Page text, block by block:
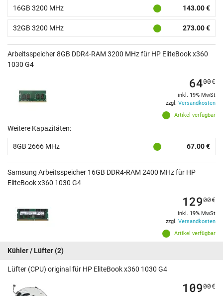
16GB 3200 MHz 143.00 €
32GB 3200 MHz 273.00 €
Arbeitsspeicher 8GB DDR4-RAM 3200 MHz für HP EliteBook x360
1030 G4
Artikel verfügbar
6400€
inkl. 19% MwSt
zzgl. Versandkosten
Weitere Kapazitäten:
8GB 2666 MHz 67.00 €
Samsung Arbeitsspeicher 16GB DDR4-RAM 2400 MHz für HP
EliteBook x360 1030 G4
Artikel verfügbar
12900€
inkl. 19% MwSt
zzgl. Versandkosten
Kühler / Lüfter(2)
Lüfter (CPU) original für HP EliteBook x360 1030 G4
10900€